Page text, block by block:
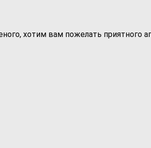
хотим вам пожелать приятного